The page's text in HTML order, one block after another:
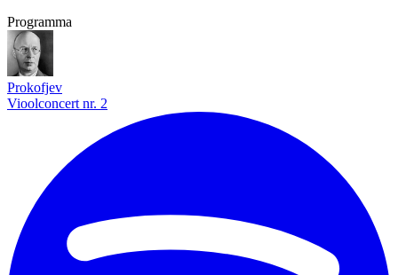
Programma
Prokofjev
Vioolconcert nr. 2